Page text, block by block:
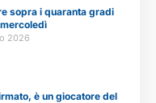
sopra i quaranta gradi
2026
è un giocatore del